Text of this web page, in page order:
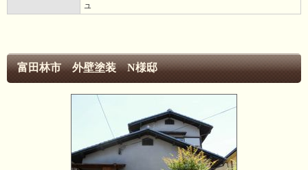
ュ
富田林市 外壁塗装 N様邸